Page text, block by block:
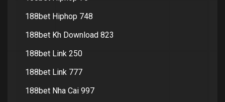
188bet Hiphop 748
188bet Kh Download 823
188bet Link 250
188bet Link 777
188bet Nha Cai 997